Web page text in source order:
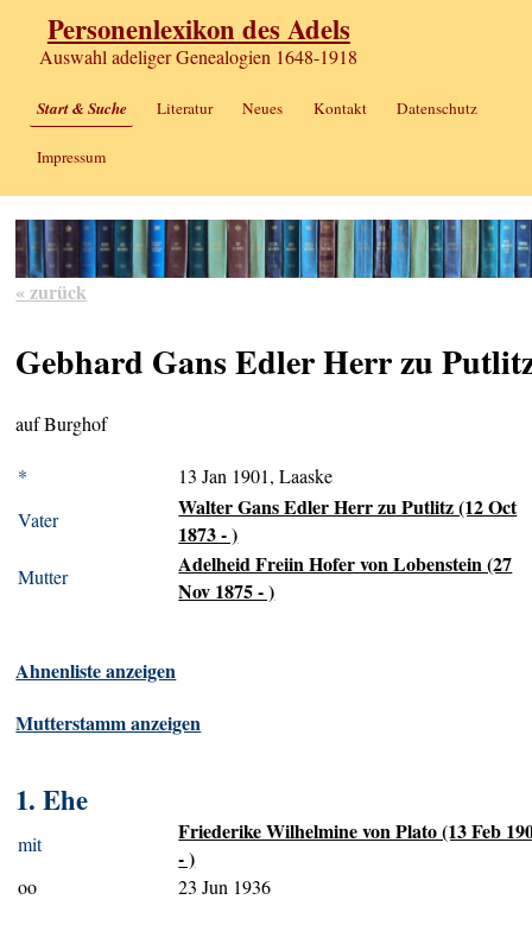
Personenlexikon des Adels
Auswahl adeliger Genealogien 1648-1918
Start & Suche Literatur Neues Kontakt Datenschutz
Impressum
« zurück
Gebhard Gans Edler Herr zu
auf Burghof
*
13 Jan 1901, Laaske
Vater
Walter Gans Edler Herr zu Putlitz (12 Oct
1873 - )
Mutter
Adelheid Freiin Hofer von Lobenstein (27
Nov 1875 - )
Ahnenliste anzeigen
Mutterstamm anzeigen
1. Ehe
mit
Friederike Wilhelmine von Plato (13 Feb
- )
oo 23 Jun 1936